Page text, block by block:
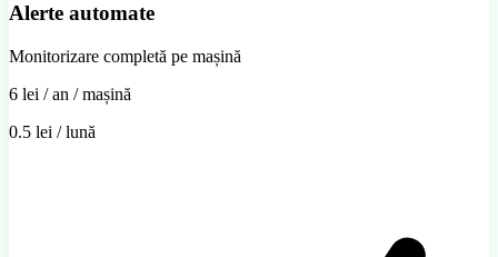
Alerte automate
Monitorizare completă pe mașină
6 lei / an / mașină
0.5 lei / lună